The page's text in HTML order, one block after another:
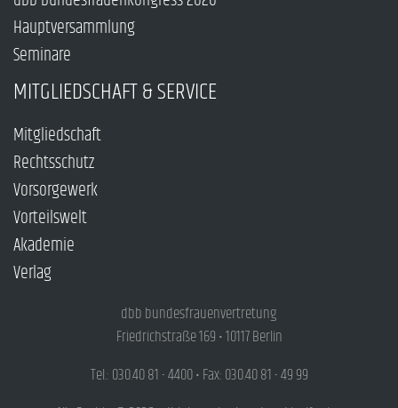
Hauptversammlung
Seminare
MITGLIEDSCHAFT & SERVICE
Mitgliedschaft
Rechtsschutz
Vorsorgewerk
Vorteilswelt
Akademie
Verlag
dbb bundesfrauenvertretung
Friedrichstraße 169 • 10117 Berlin
Tel.: 030.40 81 - 4400 • Fax: 030.40 81 - 49 99